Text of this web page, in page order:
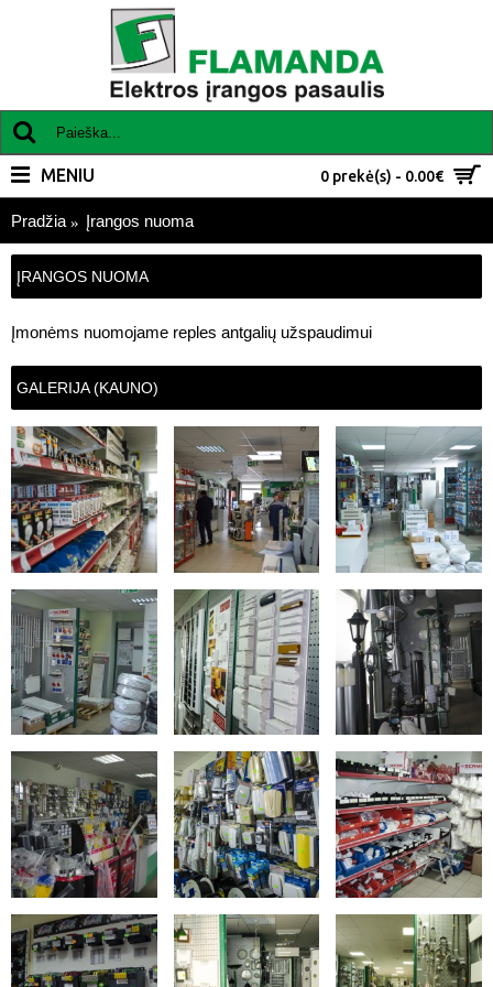
0 prekė(s) - 0.00€
MENIU
Pradžia Įrangos nuoma
ĮRANGOS NUOMA
Įmonėms nuomojame reples antgalių užspaudimui
GALERIJA (KAUNO)